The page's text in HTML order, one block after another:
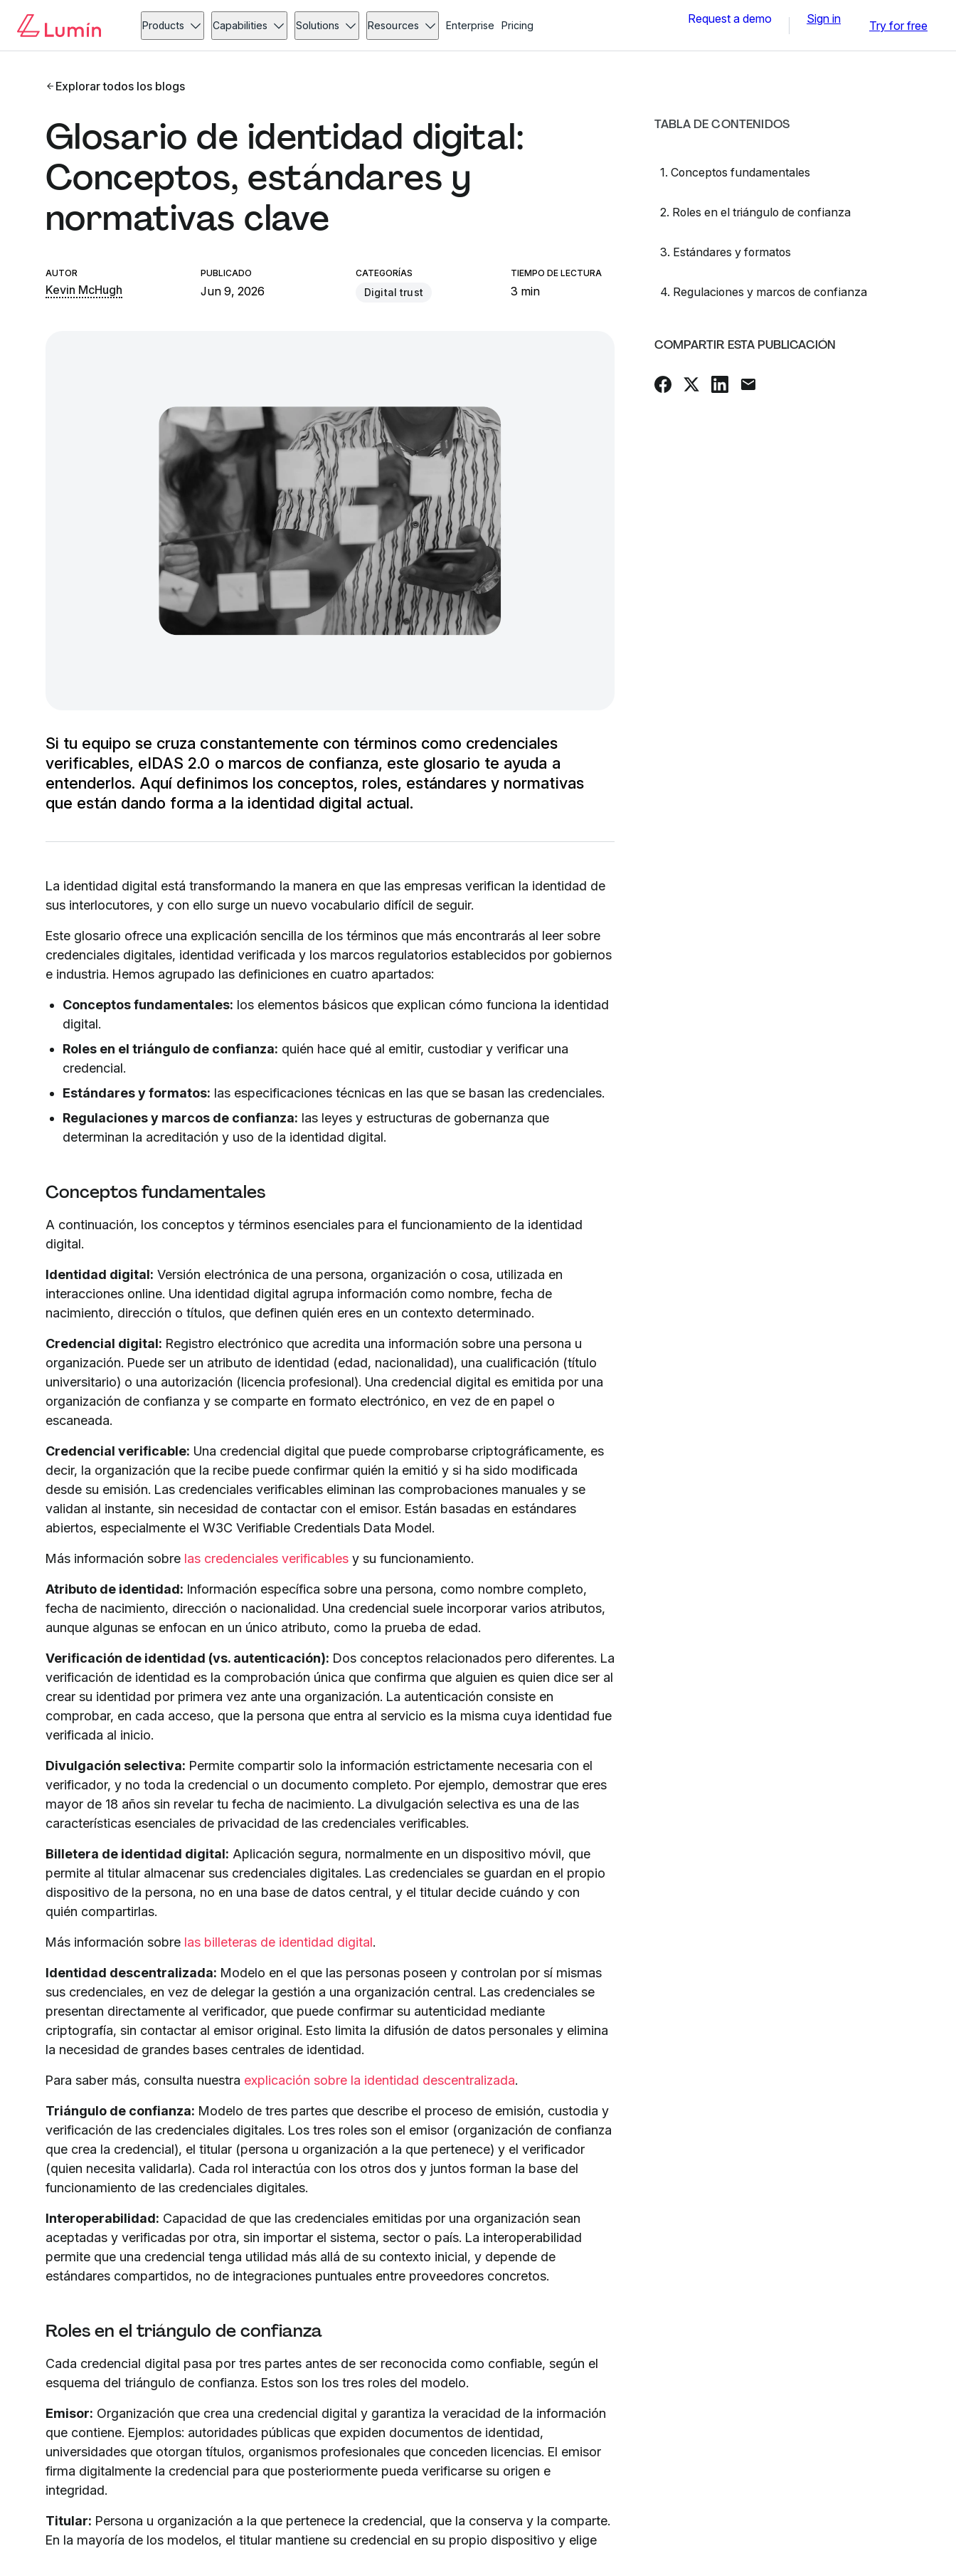
Products Capabilities Solutions Resources Enterprise Pricing Request a demo Sign in Try for free
Explorar todos los blogs
Glosario de identidad digital:
Conceptos, estándares y
normativas clave
AUTOR
Kevin McHugh
PUBLICADO
Jun 9, 2026
CATEGORÍAS
Digital trust
TIEMPO DE LECTURA
3 min
Si tu equipo se cruza constantemente con términos como credenciales
verificables, eIDAS 2.0 o marcos de confianza, este glosario te ayuda a
entenderlos. Aquí definimos los conceptos, roles, estándares y normativas
que están dando forma a la identidad digital actual.
TABLA DE CONTENIDOS
1. Conceptos fundamentales
2. Roles en el triángulo de confianza
3. Estándares y formatos
4. Regulaciones y marcos de confianza
COMPARTIR ESTA PUBLICACIÓN
La identidad digital está transformando la manera en que las empresas verifican la identidad de
sus interlocutores, y con ello surge un nuevo vocabulario difícil de seguir.
Este glosario ofrece una explicación sencilla de los términos que más encontrarás al leer sobre
credenciales digitales, identidad verificada y los marcos regulatorios establecidos por gobiernos
e industria. Hemos agrupado las definiciones en cuatro apartados:
Conceptos fundamentales: los elementos básicos que explican cómo funciona la identidad
digital.
Roles en el triángulo de confianza: quién hace qué al emitir, custodiar y verificar una
credencial.
Estándares y formatos: las especificaciones técnicas en las que se basan las credenciales.
Regulaciones y marcos de confianza: las leyes y estructuras de gobernanza que
determinan la acreditación y uso de la identidad digital.
Conceptos fundamentales
A continuación, los conceptos y términos esenciales para el funcionamiento de la identidad
digital.
Identidad digital: Versión electrónica de una persona, organización o cosa, utilizada en
interacciones online. Una identidad digital agrupa información como nombre, fecha de
nacimiento, dirección o títulos, que definen quién eres en un contexto determinado.
Credencial digital: Registro electrónico que acredita una información sobre una persona u
organización. Puede ser un atributo de identidad (edad, nacionalidad), una cualificación (título
universitario) o una autorización (licencia profesional). Una credencial digital es emitida por una
organización de confianza y se comparte en formato electrónico, en vez de en papel o
escaneada.
Credencial verificable: Una credencial digital que puede comprobarse criptográficamente, es
decir, la organización que la recibe puede confirmar quién la emitió y si ha sido modificada
desde su emisión. Las credenciales verificables eliminan las comprobaciones manuales y se
validan al instante, sin necesidad de contactar con el emisor. Están basadas en estándares
abiertos, especialmente el W3C Verifiable Credentials Data Model.
Más información sobre las credenciales verificables y su funcionamiento.
Atributo de identidad: Información específica sobre una persona, como nombre completo,
fecha de nacimiento, dirección o nacionalidad. Una credencial suele incorporar varios atributos,
aunque algunas se enfocan en un único atributo, como la prueba de edad.
Verificación de identidad (vs. autenticación): Dos conceptos relacionados pero diferentes. La
verificación de identidad es la comprobación única que confirma que alguien es quien dice ser al
crear su identidad por primera vez ante una organización. La autenticación consiste en
comprobar, en cada acceso, que la persona que entra al servicio es la misma cuya identidad fue
verificada al inicio.
Divulgación selectiva: Permite compartir solo la información estrictamente necesaria con el
verificador, y no toda la credencial o un documento completo. Por ejemplo, demostrar que eres
mayor de 18 años sin revelar tu fecha de nacimiento. La divulgación selectiva es una de las
características esenciales de privacidad de las credenciales verificables.
Billetera de identidad digital: Aplicación segura, normalmente en un dispositivo móvil, que
permite al titular almacenar sus credenciales digitales. Las credenciales se guardan en el propio
dispositivo de la persona, no en una base de datos central, y el titular decide cuándo y con
quién compartirlas.
Más información sobre las billeteras de identidad digital.
Identidad descentralizada: Modelo en el que las personas poseen y controlan por sí mismas
sus credenciales, en vez de delegar la gestión a una organización central. Las credenciales se
presentan directamente al verificador, que puede confirmar su autenticidad mediante
criptografía, sin contactar al emisor original. Esto limita la difusión de datos personales y elimina
la necesidad de grandes bases centrales de identidad.
Para saber más, consulta nuestra explicación sobre la identidad descentralizada.
Triángulo de confianza: Modelo de tres partes que describe el proceso de emisión, custodia y
verificación de las credenciales digitales. Los tres roles son el emisor (organización de confianza
que crea la credencial), el titular (persona u organización a la que pertenece) y el verificador
(quien necesita validarla). Cada rol interactúa con los otros dos y juntos forman la base del
funcionamiento de las credenciales digitales.
Interoperabilidad: Capacidad de que las credenciales emitidas por una organización sean
aceptadas y verificadas por otra, sin importar el sistema, sector o país. La interoperabilidad
permite que una credencial tenga utilidad más allá de su contexto inicial, y depende de
estándares compartidos, no de integraciones puntuales entre proveedores concretos.
Roles en el triángulo de confianza
Cada credencial digital pasa por tres partes antes de ser reconocida como confiable, según el
esquema del triángulo de confianza. Estos son los tres roles del modelo.
Emisor: Organización que crea una credencial digital y garantiza la veracidad de la información
que contiene. Ejemplos: autoridades públicas que expiden documentos de identidad,
universidades que otorgan títulos, organismos profesionales que conceden licencias. El emisor
firma digitalmente la credencial para que posteriormente pueda verificarse su origen e
integridad.
Titular: Persona u organización a la que pertenece la credencial, que la conserva y la comparte.
En la mayoría de los modelos, el titular mantiene su credencial en su propio dispositivo y elige